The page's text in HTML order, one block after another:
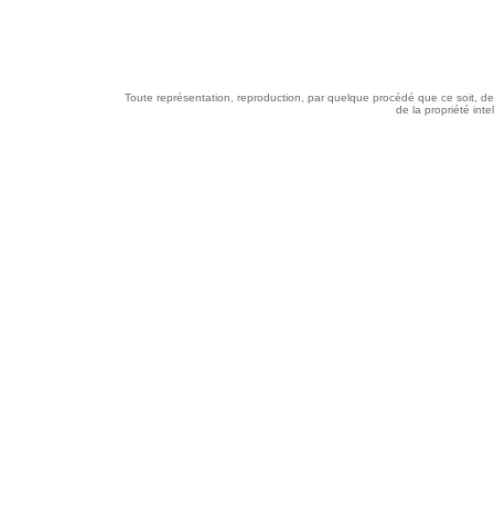
Toute représentation, reproduction, par quelque procédé que ce soit,
de la propriété